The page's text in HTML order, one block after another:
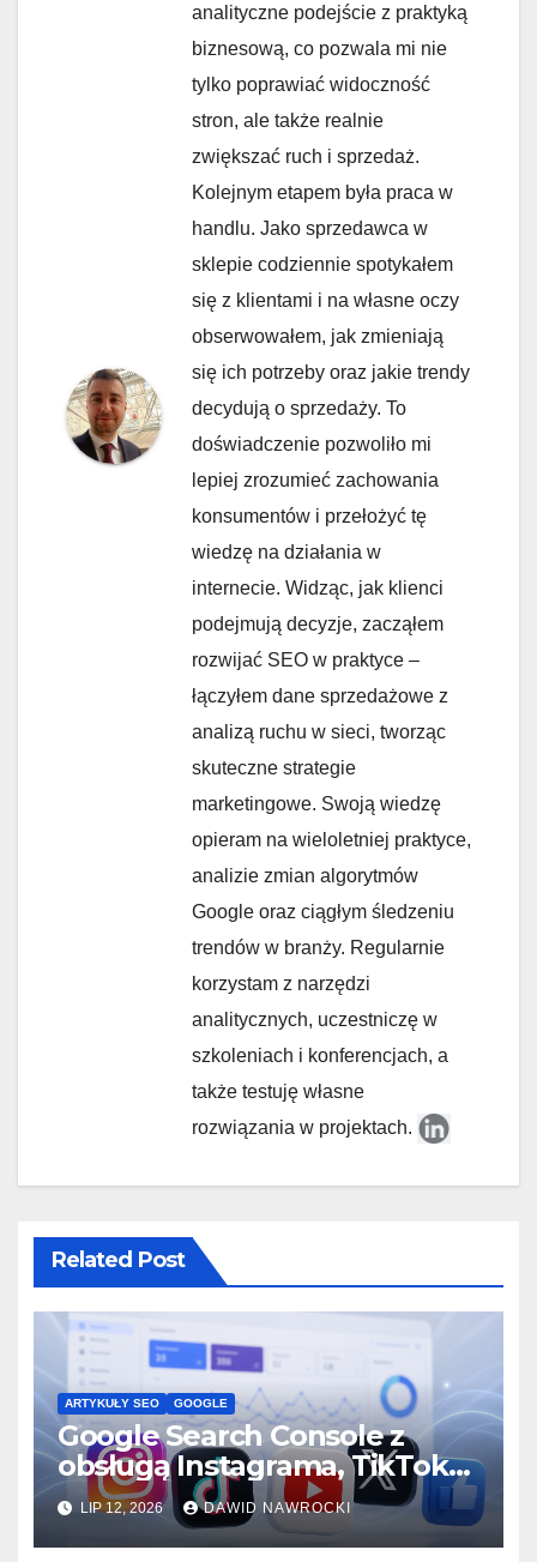
analityczne podejście z praktyką
biznesową, co pozwala mi nie
tylko poprawiać widoczność
stron, ale także realnie
zwiększać ruch i sprzedaż.
Kolejnym etapem była praca w
handlu. Jako sprzedawca w
sklepie codziennie spotykałem
się z klientami i na własne oczy
obserwowałem, jak zmieniają
się ich potrzeby oraz jakie trendy
decydują o sprzedaży. To
doświadczenie pozwoliło mi
lepiej zrozumieć zachowania
konsumentów i przełożyć tę
wiedzę na działania w
internecie. Widząc, jak klienci
podejmują decyzje, zacząłem
rozwijać SEO w praktyce –
łączyłem dane sprzedażowe z
analizą ruchu w sieci, tworząc
skuteczne strategie
marketingowe. Swoją wiedzę
opieram na wieloletniej praktyce,
analizie zmian algorytmów
Google oraz ciągłym śledzeniu
trendów w branży. Regularnie
korzystam z narzędzi
analitycznych, uczestniczę w
szkoleniach i konferencjach, a
także testuję własne
rozwiązania w projektach.
Related Post
ARTYKUŁY SEO GOOGLE
Google Search Console z
obsługą Instagrama, TikToka,
YouTube i X. Czy właśnie
zaczyna się nowa era SEO?
LIP 12, 2026 DAWID NAWROCKI